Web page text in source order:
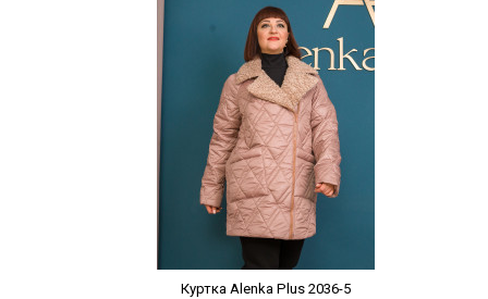
Наклейки Варіант з %
Куртка Alenka Plus 2036-5